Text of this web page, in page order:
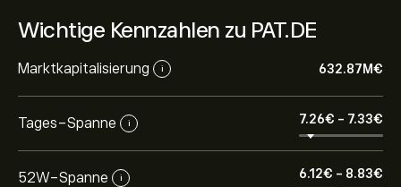
Wichtige Kennzahlen zu PAT.DE
Marktkapitalisierung i 632.87M‎€‎
Tages-Spanne i 7.26‎€‎ - 7.33‎€‎
52W-Spanne i 6.12‎€‎ - 8.83‎€‎